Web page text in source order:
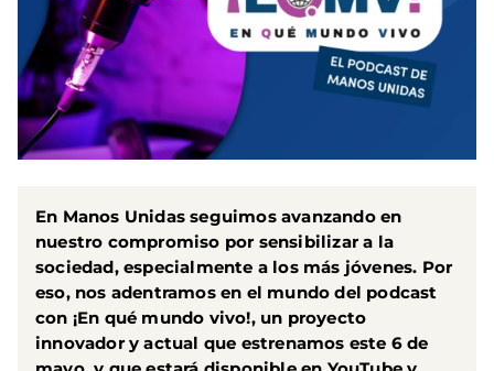
En Manos Unidas seguimos avanzando en
nuestro compromiso por sensibilizar a la
sociedad, especialmente a los más jóvenes. Por
eso, nos adentramos en el mundo del podcast
con ¡En qué mundo vivo!, un proyecto
innovador y actual que estrenamos este 6 de